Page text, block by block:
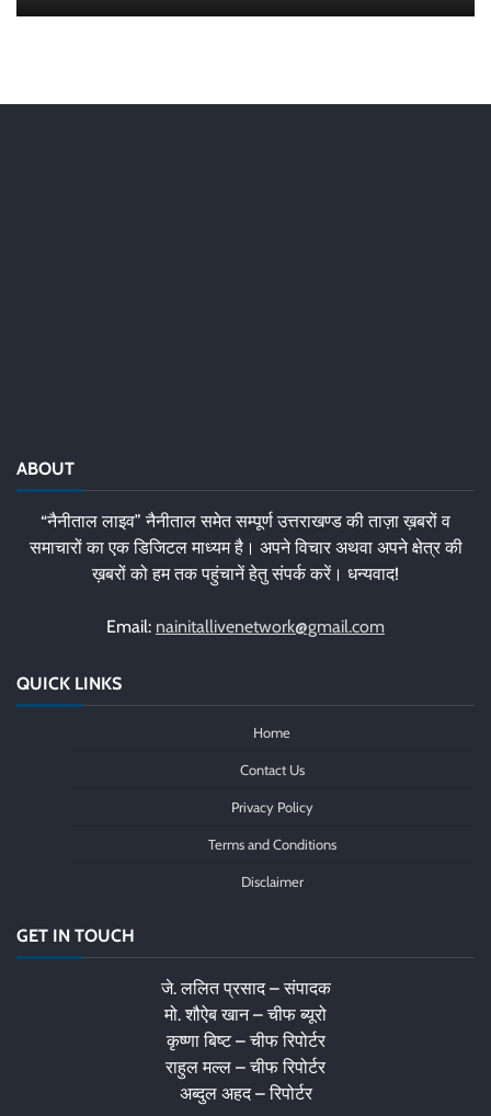
ABOUT
“नैनीताल लाइव” नैनीताल समेत सम्पूर्ण उत्तराखण्ड की ताज़ा ख़बरों व
समाचारों का एक डिजिटल माध्यम है। अपने विचार अथवा अपने क्षेत्र की
ख़बरों को हम तक पहुंचानें हेतु संपर्क करें। धन्यवाद!
Email: nainitallivenetwork@gmail.com
QUICK LINKS
Home
Contact Us
Privacy Policy
Terms and Conditions
Disclaimer
GET IN TOUCH
जे. ललित प्रसाद – संपादक
मो. शौऐब खान – चीफ ब्यूरो
कृष्णा बिष्ट – चीफ रिपोर्टर
राहुल मल्ल – चीफ रिपोर्टर
अब्दुल अहद – रिपोर्टर